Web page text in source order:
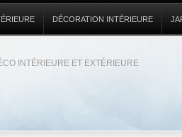
INTÉRIEURE ET EXTÉRIEURE
DÉCORATION INTÉRIEURE